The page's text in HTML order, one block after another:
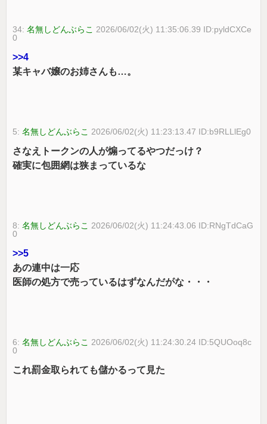
34:名無しどんぶらこ 2026/06/02(火) 11:35:06.39 ID:pyldCXCe
0
>>4
某キャバ嬢のお姉さんも…。
5:名無しどんぶらこ 2026/06/02(火) 11:23:13.47 ID:b9RLLlEg0
さなえトークンの人が煽ってるやつだっけ？
確実に包囲網は狭まっているな
8:名無しどんぶらこ 2026/06/02(火) 11:24:43.06 ID:RNgTdCaG
0
>>5
あの連中は一応
医師の処方で売っているはずなんだがな・・・
6:名無しどんぶらこ 2026/06/02(火) 11:24:30.24 ID:5QUOoq8c
0
これ罰金取られても儲かるって見た